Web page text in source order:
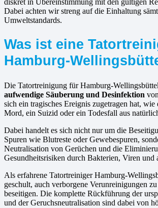
Dabei achten wir streng auf die Einhaltung
Umweltstandards.
Was ist eine
Hamburg-
Die Tatortreinigung für Hamburg-
aufwendige Säuberung und Desinfektion
sich ein tragisches Ereignis zugetragen hat,
Mord, ein Suizid oder ein Todesfall aus
Dabei handelt es sich nicht nur um die
Spuren wie Blutreste oder Gewebespuren,
Neutralisation von Gerüchen und die
Gesundheitsrisiken durch Bakterien, Viren und
Als erfahrene Tatortreiniger Hamburg-
geschult, auch verborgene Verunreinigungen
beseitigen. Die komplette Rückführung der
und der Geruchsneutralisation sind dabei von